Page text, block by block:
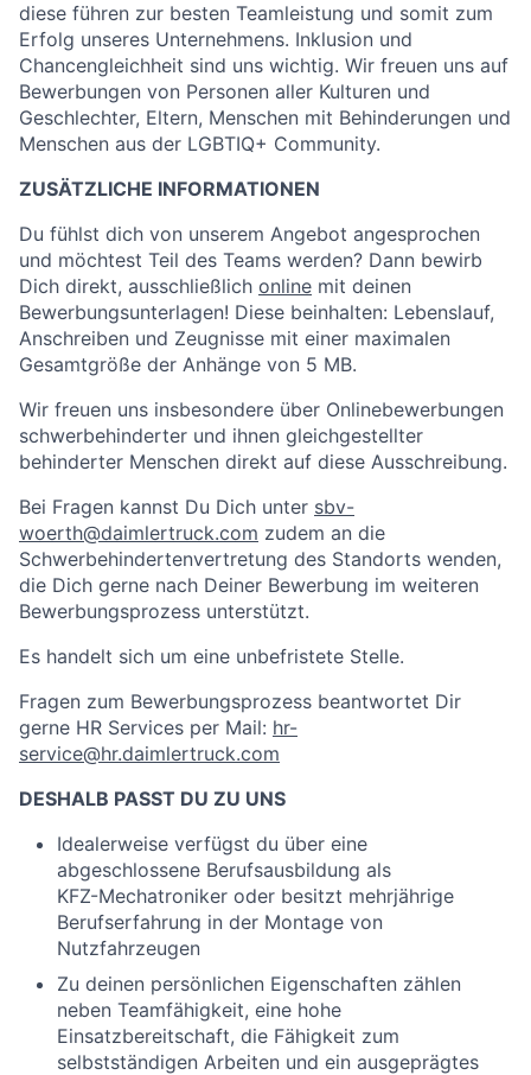
diese führen zur besten Teamleistung und somit zum
Erfolg unseres Unternehmens. Inklusion und
Chancengleichheit sind uns wichtig. Wir freuen uns auf
Bewerbungen von Personen aller Kulturen und
Geschlechter, Eltern, Menschen mit Behinderungen und
Menschen aus der LGBTIQ+ Community.
ZUSÄTZLICHE INFORMATIONEN
Du fühlst dich von unserem Angebot angesprochen
und möchtest Teil des Teams werden? Dann bewirb
Dich direkt, ausschließlich online mit deinen
Bewerbungsunterlagen! Diese beinhalten: Lebenslauf,
Anschreiben und Zeugnisse mit einer maximalen
Gesamtgröße der Anhänge von 5 MB.
Wir freuen uns insbesondere über Onlinebewerbungen
schwerbehinderter und ihnen gleichgestellter
behinderter Menschen direkt auf diese Ausschreibung.
Bei Fragen kannst Du Dich unter sbv-
woerth@daimlertruck.com zudem an die
Schwerbehindertenvertretung des Standorts wenden,
die Dich gerne nach Deiner Bewerbung im weiteren
Bewerbungsprozess unterstützt.
Es handelt sich um eine unbefristete Stelle.
Fragen zum Bewerbungsprozess beantwortet Dir
gerne HR Services per Mail: hr-
service@hr.daimlertruck.com
DESHALB PASST DU ZU UNS
Idealerweise verfügst du über eine
abgeschlossene Berufsausbildung als
KFZ-Mechatroniker oder besitzt mehrjährige
Berufserfahrung in der Montage von
Nutzfahrzeugen
Zu deinen persönlichen Eigenschaften zählen
neben Teamfähigkeit, eine hohe
Einsatzbereitschaft, die Fähigkeit zum
selbstständigen Arbeiten und ein ausgeprägtes